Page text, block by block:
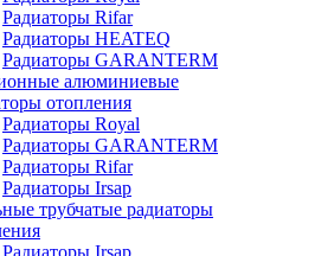
Радиаторы Rifar
Радиаторы HEATEQ
Радиаторы GARANTERM
алюминиевые
отопления
Радиаторы Royal
Радиаторы GARANTERM
Радиаторы Rifar
Радиаторы Irsap
трубчатые радиаторы
Радиаторы Irsap